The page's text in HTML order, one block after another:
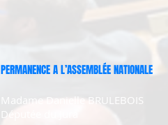
PERMANENCE A L’ASSEMBLÉE NATIONALE
Madame Danielle BRULEBOIS
Députée du Jura